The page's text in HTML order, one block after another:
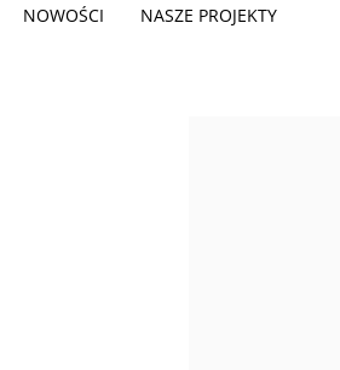
NOWOŚCI NASZE PROJEKTY